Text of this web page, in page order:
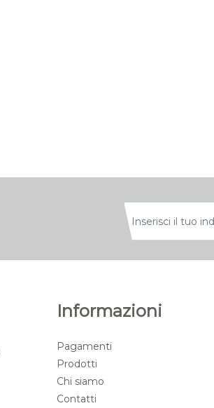
Informazioni
Pagamenti
Prodotti
Chi siamo
Contatti